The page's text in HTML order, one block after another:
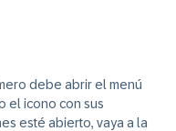
debe abrir el menú
el icono con sus
esté abierto, vaya a la